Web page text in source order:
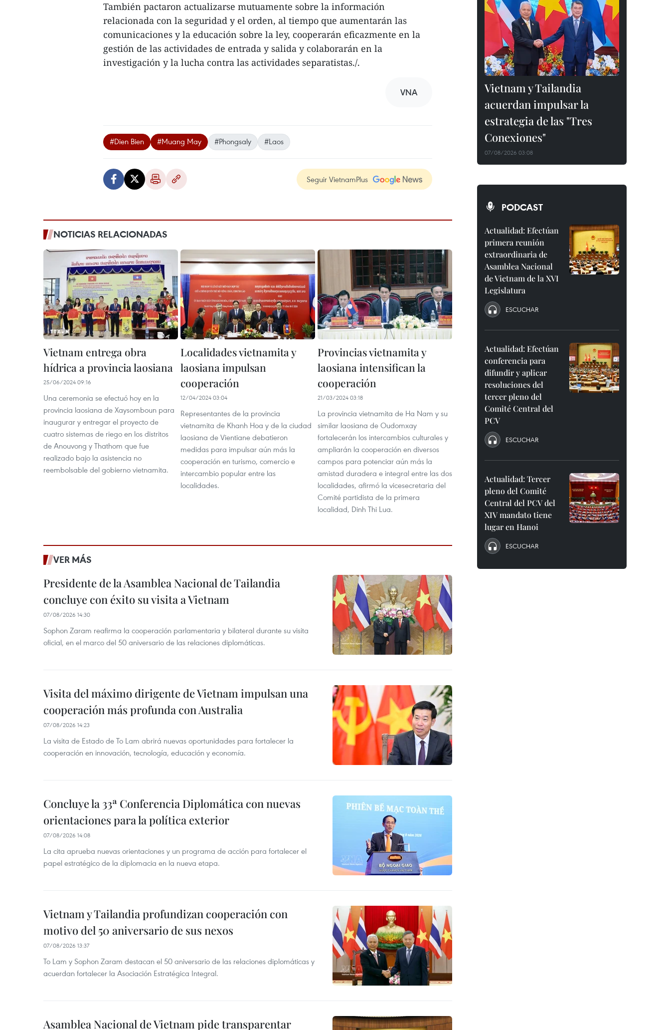
También pactaron actualizarse mutuamente sobre la información
relacionada con la seguridad y el orden, al tiempo que aumentarán las
comunicaciones y la educación sobre la ley, cooperarán eficazmente en la
gestión de las actividades de entrada y salida y colaborarán en la
investigación y la lucha contra las actividades separatistas./.
VNA
#Dien Bien #Muang May #Phongsaly #Laos
Seguir VietnamPlus
NOTICIAS RELACIONADAS
Vietnam entrega obra
hídrica a provincia laosiana
25/06/2024 09:16
Una ceremonia se efectuó hoy en la
provincia laosiana de Xaysomboun para
inaugurar y entregar el proyecto de
cuatro sistemas de riego en los distritos
de Anouvong y Thathom que fue
realizado bajo la asistencia no
reembolsable del gobierno vietnamita.
Localidades vietnamita y
laosiana impulsan
cooperación
12/04/2024 03:04
Representantes de la provincia
vietnamita de Khanh Hoa y de la ciudad
laosiana de Vientiane debatieron
medidas para impulsar aún más la
cooperación en turismo, comercio e
intercambio popular entre las
localidades.
Provincias vietnamita y
laosiana intensifican la
cooperación
21/03/2024 03:18
La provincia vietnamita de Ha Nam y su
similar laosiana de Oudomxay
fortalecerán los intercambios culturales y
ampliarán la cooperación en diversos
campos para potenciar aún más la
amistad duradera e integral entre las dos
localidades, afirmó la vicesecretaria del
Comité partidista de la primera
localidad, Dinh Thi Lua.
VER MÁS
Presidente de la Asamblea Nacional de Tailandia
concluye con éxito su visita a Vietnam
07/08/2026 14:30
Sophon Zaram reafirma la cooperación parlamentaria y bilateral durante su visita
oficial, en el marco del 50 aniversario de las relaciones diplomáticas.
Visita del máximo dirigente de Vietnam impulsan una
cooperación más profunda con Australia
07/08/2026 14:23
La visita de Estado de To Lam abrirá nuevas oportunidades para fortalecer la
cooperación en innovación, tecnología, educación y economía.
Concluye la 33ª Conferencia Diplomática con nuevas
orientaciones para la política exterior
07/08/2026 14:08
La cita aprueba nuevas orientaciones y un programa de acción para fortalecer el
papel estratégico de la diplomacia en la nueva etapa.
Vietnam y Tailandia profundizan cooperación con
motivo del 50 aniversario de sus nexos
07/08/2026 13:37
To Lam y Sophon Zaram destacan el 50 aniversario de las relaciones diplomáticas y
acuerdan fortalecer la Asociación Estratégica Integral.
Asamblea Nacional de Vietnam pide transparentar
Vietnam y Tailandia
acuerdan impulsar la
estrategia de las "Tres
Conexiones"
07/08/2026 03:08
PODCAST
Actualidad: Efectúan
primera reunión
extraordinaria de
Asamblea Nacional
de Vietnam de la XVI
Legislatura
ESCUCHAR
Actualidad: Efectúan
conferencia para
difundir y aplicar
resoluciones del
tercer pleno del
Comité Central del
PCV
ESCUCHAR
Actualidad: Tercer
pleno del Comité
Central del PCV del
XIV mandato tiene
lugar en Hanoi
ESCUCHAR